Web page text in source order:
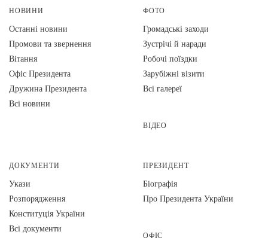
НОВИНИ
Останні новини
Промови та звернення
Вiтання
Офіс Президента
Дружина Президента
Всі новини
ФОТО
Громадські заходи
Зустрічі й наради
Робочі поїздки
Зарубіжні візити
Всі галереї
ВІДЕО
ДОКУМЕНТИ
Укази
Розпорядження
Конституція України
Всі документи
ПРЕЗИДЕНТ
Біографія
Про Президента України
ОФІС